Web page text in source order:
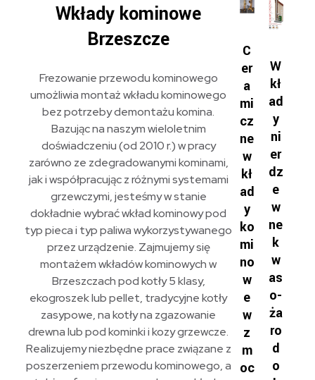
Wkłady kominowe
Brzeszcze
Frezowanie przewodu kominowego
umożliwia montaż wkładu kominowego
bez potrzeby demontażu komina.
Bazując na naszym wieloletnim
doświadczeniu (od 2010 r.) w pracy
zarówno ze zdegradowanymi kominami,
jak i współpracując z różnymi systemami
grzewczymi, jesteśmy w stanie
dokładnie wybrać wkład kominowy pod
typ pieca i typ paliwa wykorzystywanego
przez urządzenie. Zajmujemy się
montażem wkładów kominowych w
Brzeszczach pod kotły 5 klasy,
ekogroszek lub pellet, tradycyjne kotły
zasypowe, na kotły na zgazowanie
drewna lub pod kominki i kozy grzewcze.
Realizujemy niezbędne prace związane z
poszerzeniem przewodu kominowego, a
C
er
a
mi
cz
ne
w
kł
ad
y
ko
mi
no
w
e
w
z
m
oc
W
kł
ad
y
ni
er
dz
e
w
ne
k
w
as
o-
ża
ro
d
o